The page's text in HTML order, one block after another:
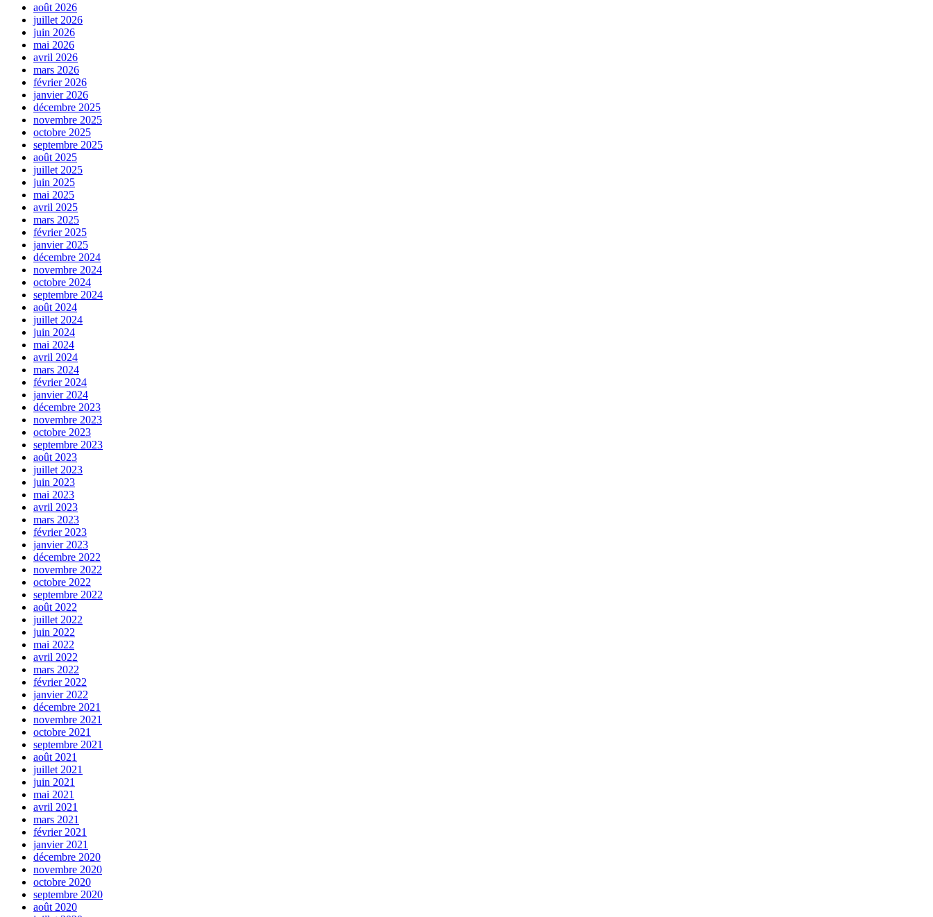
août 2026
juillet 2026
juin 2026
mai 2026
avril 2026
mars 2026
février 2026
janvier 2026
décembre 2025
novembre 2025
octobre 2025
septembre 2025
août 2025
juillet 2025
juin 2025
mai 2025
avril 2025
mars 2025
février 2025
janvier 2025
décembre 2024
novembre 2024
octobre 2024
septembre 2024
août 2024
juillet 2024
juin 2024
mai 2024
avril 2024
mars 2024
février 2024
janvier 2024
décembre 2023
novembre 2023
octobre 2023
septembre 2023
août 2023
juillet 2023
juin 2023
mai 2023
avril 2023
mars 2023
février 2023
janvier 2023
décembre 2022
novembre 2022
octobre 2022
septembre 2022
août 2022
juillet 2022
juin 2022
mai 2022
avril 2022
mars 2022
février 2022
janvier 2022
décembre 2021
novembre 2021
octobre 2021
septembre 2021
août 2021
juillet 2021
juin 2021
mai 2021
avril 2021
mars 2021
février 2021
janvier 2021
décembre 2020
novembre 2020
octobre 2020
septembre 2020
août 2020